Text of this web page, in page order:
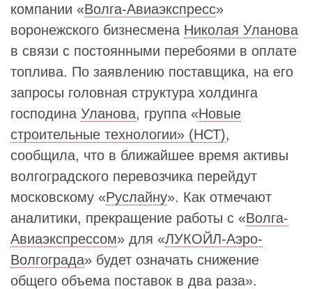
компании «Волга-Авиаэкспресс»
воронежского бизнесмена Николая Уланова
в связи с постоянными перебоями в оплате
топлива. По заявлению поставщика, на его
запросы головная структура холдинга
господина Уланова, группа «Новые
строительные технологии» (НСТ),
сообщила, что в ближайшее время активы
волгоградского перевозчика перейдут
московскому «Руслайну». Как отмечают
аналитики, прекращение работы с «Волга-
Авиаэкспрессом» для «ЛУКОЙЛ-Аэро-
Волгограда» будет означать снижение
общего объема поставок в два раза».